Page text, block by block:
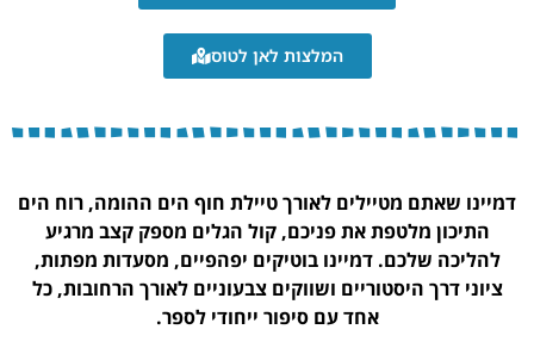
המלצות לאן לטוס
דמיינו שאתם מטיילים לאורך טיילת חוף הים ההומה, רוח הים
התיכון מלטפת את פניכם, קול הגלים מספק קצב מרגיע
להליכה שלכם. דמיינו בוטיקים יפהפיים, מסעדות מפתות,
ציוני דרך היסטוריים ושווקים צבעוניים לאורך הרחובות, כל
אחד עם סיפור ייחודי לספר.